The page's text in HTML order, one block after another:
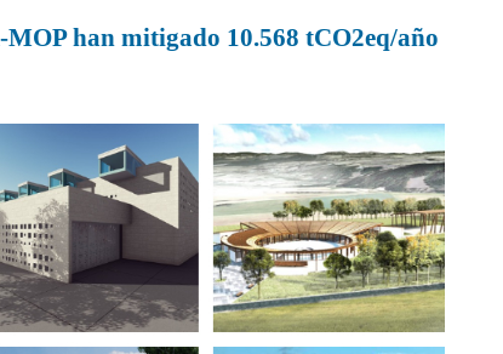
han mitigado 10.568 tCO2eq/año